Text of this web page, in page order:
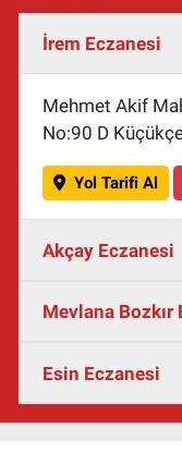
İrem Eczanesi
Mehmet Akif
No:90 D
Yol Tarifi Al
Akçay Eczanesi
Mevlana Bozkır
Esin Eczanesi